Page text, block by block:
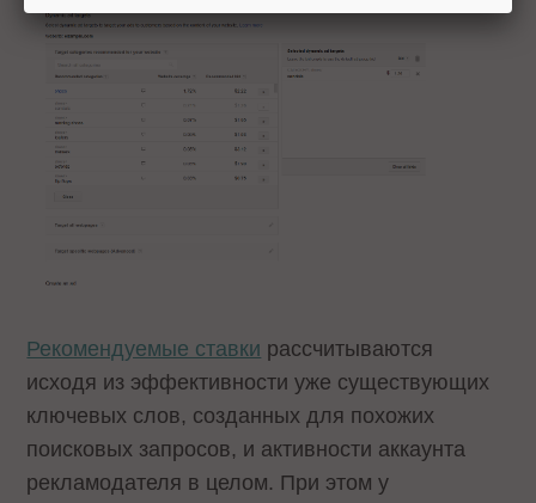
Рекомендуемые ставки рассчитываются
исходя из эффективности уже существующих
ключевых слов, созданных для похожих
поисковых запросов, и активности аккаунта
рекламодателя в целом. При этом у